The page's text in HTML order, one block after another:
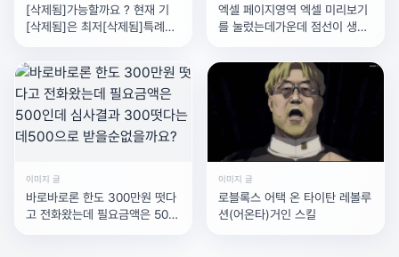
[삭제됨]가능할까요 ? 현재 기
[삭제됨]은 최저[삭제됨]특례보
카오비상금[삭제됨] 300 ,
엑셀 페이지영역 엑셀 미리보기
를 눌렀는데가운데 점선이 생기
이지로 나뉘는데한페이지로 보
고싶으면 어떻게
이미지 글
바로바로론 한도 300만원 떳다
고 전화왔는데 필요금액은 500
이미지 글
로블록스 어택 온 타이탄 레볼루
션(어온타)거인 스킬